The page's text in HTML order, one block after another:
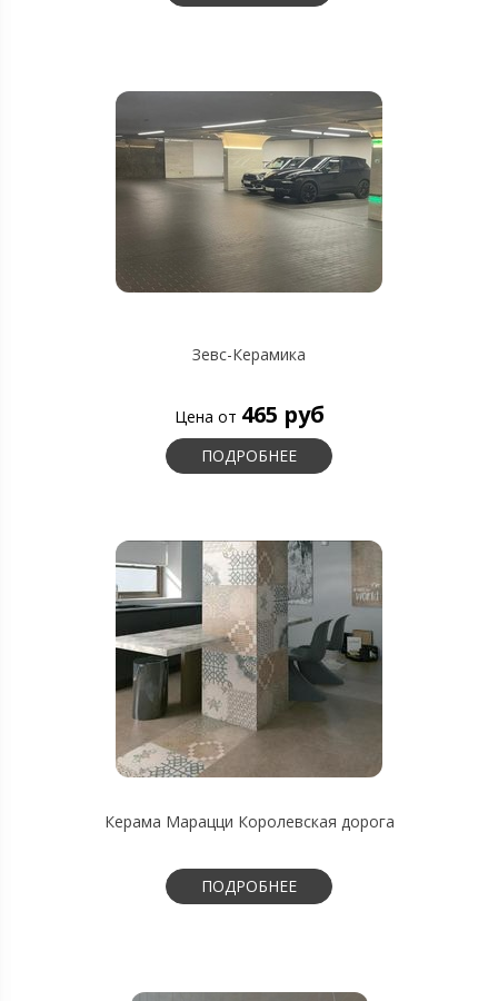
Зевс-Керамика
Цена от 465 руб
ПОДРОБНЕЕ
Керама Марацци Королевская дорога
ПОДРОБНЕЕ